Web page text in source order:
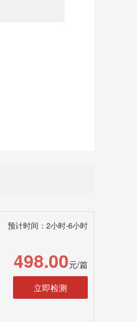
预计时间：2小时-6小时
498.00元/篇
立即检测